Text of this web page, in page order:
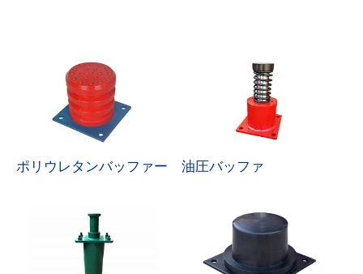
ポリウレタンバッファー 油圧バッファ